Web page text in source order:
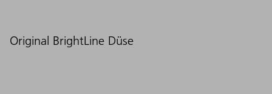
Original BrightLine Düse